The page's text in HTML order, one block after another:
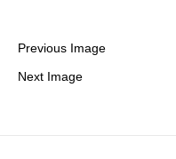
Previous Image
Next Image